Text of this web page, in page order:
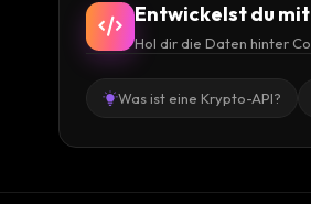
Entwickelst du
Hol dir die Daten hinter
Was ist eine Krypto-API?